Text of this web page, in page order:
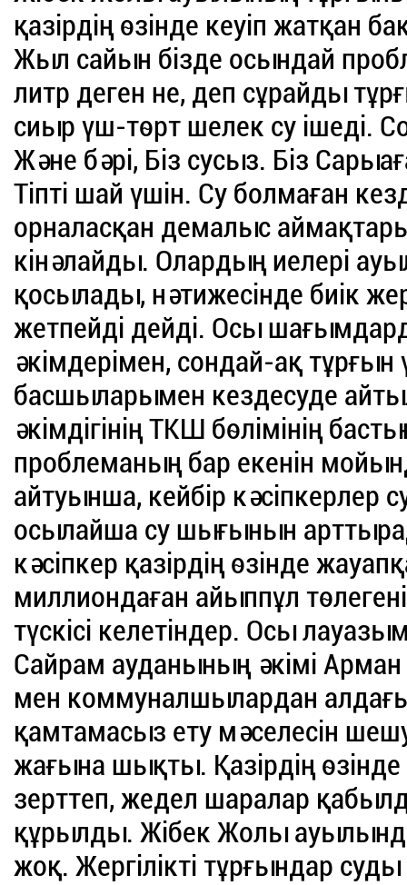
қазірдің өзінде кеуіп жатқан
Жыл сайын бізде осындай
литр деген не, деп сұрайды
сиыр үш-төрт шелек су ішеді.
Және бәрі, Біз сусыз. Біз
Тіпті шай үшін. Су болмаған
орналасқан демалыс
кінәлайды. Олардың иелері
қосылады, нәтижесінде биік
жетпейді дейді. Осы
әкімдерімен, сондай-ақ
басшыларымен кездесуде
әкімдігінің ТКШ бөлімінің
проблеманың бар екенін
айтуынша, кейбір
осылайша су шығынын
кәсіпкер қазірдің өзінде
миллиондаған айыппұл
түскісі келетіндер. Осы
Сайрам ауданының әкімі
мен коммуналшылардан
қамтамасыз ету мәселесін
жағына шықты. Қазірдің
зерттеп, жедел шаралар
құрылды. Жібек Жолы
жоқ. Жергілікті тұрғындар